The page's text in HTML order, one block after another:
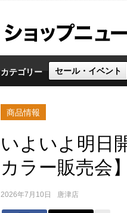
カテゴリー セール・イベント
商品情報
いよいよ明日
カラー販売会】
2026年7月10日 唐津店